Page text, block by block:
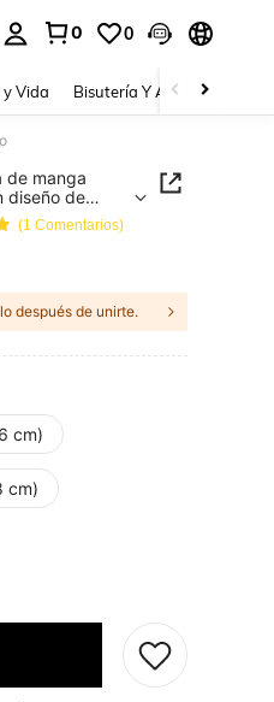
0 0
Vida Bisutería Y Accesorios
de manga
diseño de
(1 Comentarios)
después de unirte.
cm)
cm)